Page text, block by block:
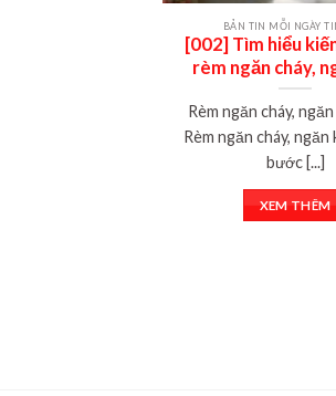
BẢN TIN MỖI NGÀY
[002] Tìm hiểu
rèm ngăn cháy,
Rèm ngăn cháy,
Rèm ngăn cháy, ngăn
bước [...]
XEM THÊM